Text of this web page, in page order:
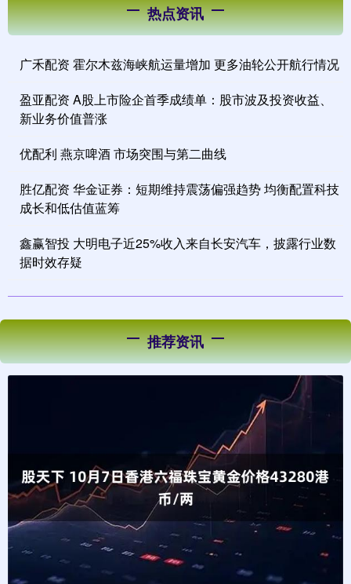
热点资讯
广禾配资 霍尔木兹海峡航运量增加 更多油轮公开航行情况
盈亚配资 A股上市险企首季成绩单：股市波及投资收益、
新业务价值普涨
优配利 燕京啤酒 市场突围与第二曲线
胜亿配资 华金证券：短期维持震荡偏强趋势 均衡配置科技
成长和低估值蓝筹
鑫赢智投 大明电子近25%收入来自长安汽车，披露行业数
据时效存疑
推荐资讯